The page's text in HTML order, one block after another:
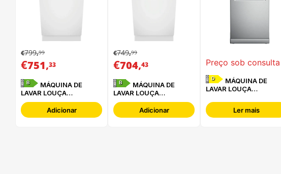
€799,99
€751,33
B
LAVAR LOUÇA
ELECTROLUX -
E62LB202SAdicionar
€749,99
€704,43
B
LAVAR LOUÇA
ELECTROLUX -
E62LB100SAdicionar
Preço sob consulta
D
LAVAR LOUÇA
3C34 P X
Ler mais